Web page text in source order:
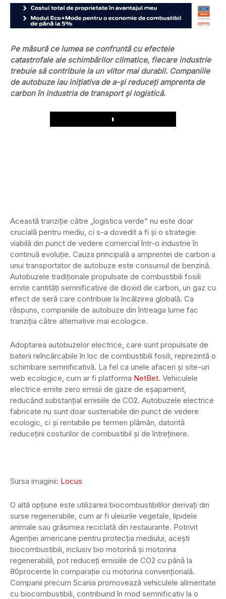
Pe măsură ce lumea se confruntă cu efectele
catastrofale ale schimbărilor climatice, fiecare industrie
trebuie să contribuie la un viitor mai durabil. Companiile
de autobuze iau inițiativa de a-și reduceți amprenta de
carbon în industria de transport și logistică.
Play
Această tranziție către „logistica verde” nu este doar
crucială pentru mediu, ci s-a dovedit a fi și o strategie
viabilă din punct de vedere comercial într-o industrie în
continuă evoluție. Cauza principală a amprentei de carbon a
unui transportator de autobuze este consumul de benzină.
Autobuzele tradiționale propulsate de combustibili fosili
emite cantități semnificative de dioxid de carbon, un gaz cu
efect de seră care contribuie la încălzirea globală. Ca
răspuns, companiile de autobuze din întreaga lume fac
tranziția către alternative mai ecologice.
Adoptarea autobuzelor electrice, care sunt propulsate de
baterii reîncărcabile în loc de combustibili fosili, reprezintă o
schimbare semnificativă. La fel ca unele afaceri și site-uri
web ecologice, cum ar fi platforma NetBet. Vehiculele
electrice emite zero emisii de gaze de eșapament,
reducând substanțial emisiile de CO2. Autobuzele electrice
fabricate nu sunt doar sustenabile din punct de vedere
ecologic, ci și rentabile pe termen plămân, datorită
reducețirii costurilor de combustibil și de întreținere.
Sursa imaginii: Locus
O altă opțiune este utilizarea biocombustibililor derivați din
surse regenerabile, cum ar fi uleiurile vegetale, lipidele
animale sau grăsimea reciclată din restaurante. Potrivit
Agenției americane pentru protecția mediului, acești
biocombustibili, inclusiv bio motorină și motorina
regenerabilă, pot reduceți emisiile de CO2 cu până la
80procente în comparație cu motorina convențională.
Companii precum Scania promovează vehiculele alimentate
cu biocombustibili, contribuind în mod semnificativ la o